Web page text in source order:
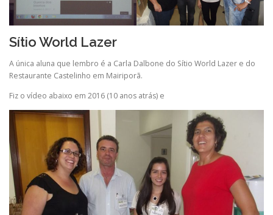
Sítio World Lazer
A única aluna que lembro é a Carla Dalbone do Sítio World Lazer e do
Restaurante Castelinho em Mairiporã.
Fiz o vídeo abaixo em 2016 (10 anos atrás) e